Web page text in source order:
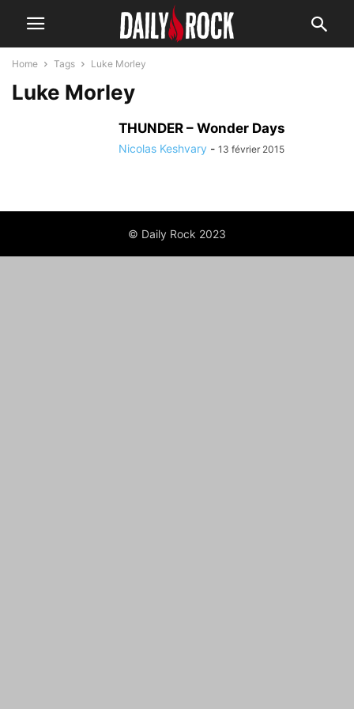
Home Tags Luke Morley
Luke Morley
THUNDER – Wonder Days
Nicolas Keshvary - 13 février 2015
© Daily Rock 2023